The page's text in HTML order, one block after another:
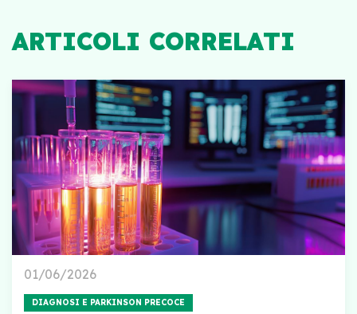
ARTICOLI CORRELATI
01/06/2026
DIAGNOSI E PARKINSON PRECOCE